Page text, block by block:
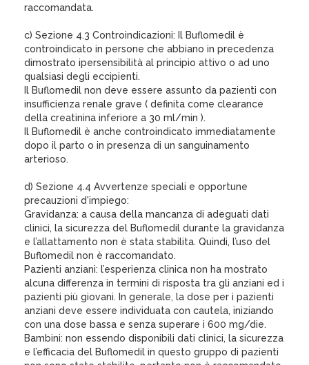
raccomandata.
c) Sezione 4.3 Controindicazioni: Il Buflomedil è
controindicato in persone che abbiano in precedenza
dimostrato ipersensibilità al principio attivo o ad uno
qualsiasi degli eccipienti.
Il Buflomedil non deve essere assunto da pazienti con
insufficienza renale grave ( definita come clearance
della creatinina inferiore a 30 ml/min ).
Il Buflomedil è anche controindicato immediatamente
dopo il parto o in presenza di un sanguinamento
arterioso.
d) Sezione 4.4 Avvertenze speciali e opportune
precauzioni d'impiego:
Gravidanza: a causa della mancanza di adeguati dati
clinici, la sicurezza del Buflomedil durante la gravidanza
e l’allattamento non è stata stabilita. Quindi, l’uso del
Buflomedil non è raccomandato.
Pazienti anziani: l’esperienza clinica non ha mostrato
alcuna differenza in termini di risposta tra gli anziani ed i
pazienti più giovani. In generale, la dose per i pazienti
anziani deve essere individuata con cautela, iniziando
con una dose bassa e senza superare i 600 mg/die.
Bambini: non essendo disponibili dati clinici, la sicurezza
e l’efficacia del Buflomedil in questo gruppo di pazienti